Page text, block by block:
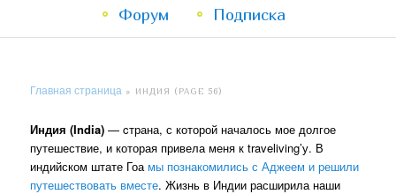
к
к
Форум Подписка
Главная страница » ИНДИЯ (PAGE 56)
Индия (India) — cтрана, с которой началось мое долгое
путешествие, и которая привела меня к traveliving’у. В
индийском штате Гоа мы познакомились с Аджеем и решили
путешествовать вместе. Жизнь в Индии расширила наши